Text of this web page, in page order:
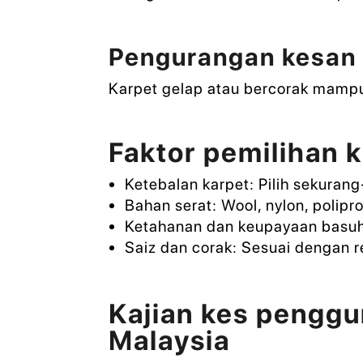
Pengurangan
Karpet gelap atau bercorak
Faktor pemilihan
Ketebalan karpet: Pilih
Bahan serat: Wool, nylon,
Ketahanan dan keupayaan
Saiz dan corak: Sesuai dengan
Kajian kes
Malaysia